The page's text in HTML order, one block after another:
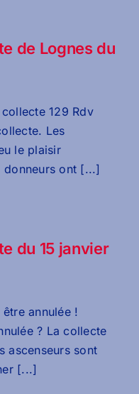
de Lognes du
129 Rdv
Les
le plaisir
ont [...]
du 15 janvier
annulée !
? La collecte
ascenseurs sont
[...]